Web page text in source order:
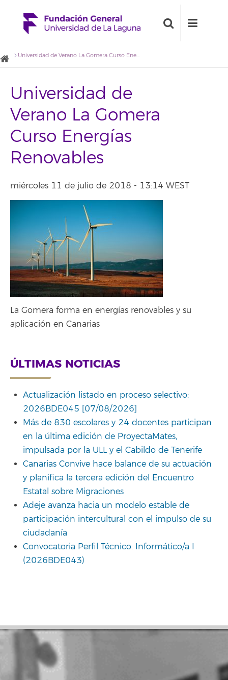
Universidad de Verano La Gomera Curso Energías Renovables
Universidad de
Verano La Gomera
Curso Energías
Renovables
miércoles 11 de julio de 2018 - 13:14 WEST
La Gomera forma en energías renovables y su
aplicación en Canarias
ÚLTIMAS NOTICIAS
Actualización listado en proceso selectivo:
2026BDE045 [07/08/2026]
Más de 830 escolares y 24 docentes participan
en la última edición de ProyectaMates,
impulsada por la ULL y el Cabildo de Tenerife
Canarias Convive hace balance de su actuación
y planifica la tercera edición del Encuentro
Estatal sobre Migraciones
Adeje avanza hacia un modelo estable de
participación intercultural con el impulso de su
ciudadanía
Convocatoria Perfil Técnico: Informático/a I
(2026BDE043)